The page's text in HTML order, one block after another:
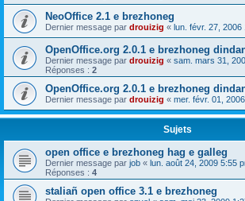
NeoOffice 2.1 e brezhoneg
Dernier message par drouizig « lun. févr. 27, 2006
OpenOffice.org 2.0.1 e brezhoneg
Dernier message par drouizig « sam. mars 31,
Réponses : 2
OpenOffice.org 2.0.1 e brezhoneg
Dernier message par drouizig « mer. févr. 01,
Sujets
open office e brezhoneg hag e galleg
Dernier message par job « lun. août 24, 2009 5:55
Réponses : 4
staliañ open office 3.1 e brezhoneg